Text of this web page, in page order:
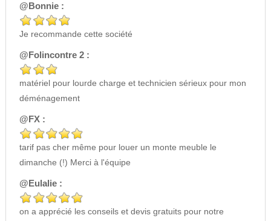
@Bonnie :
Je recommande cette société
@Folincontre 2 :
matériel pour lourde charge et technicien sérieux pour mon
déménagement
@FX :
tarif pas cher même pour louer un monte meuble le
dimanche (!) Merci à l'équipe
@Eulalie :
on a apprécié les conseils et devis gratuits pour notre